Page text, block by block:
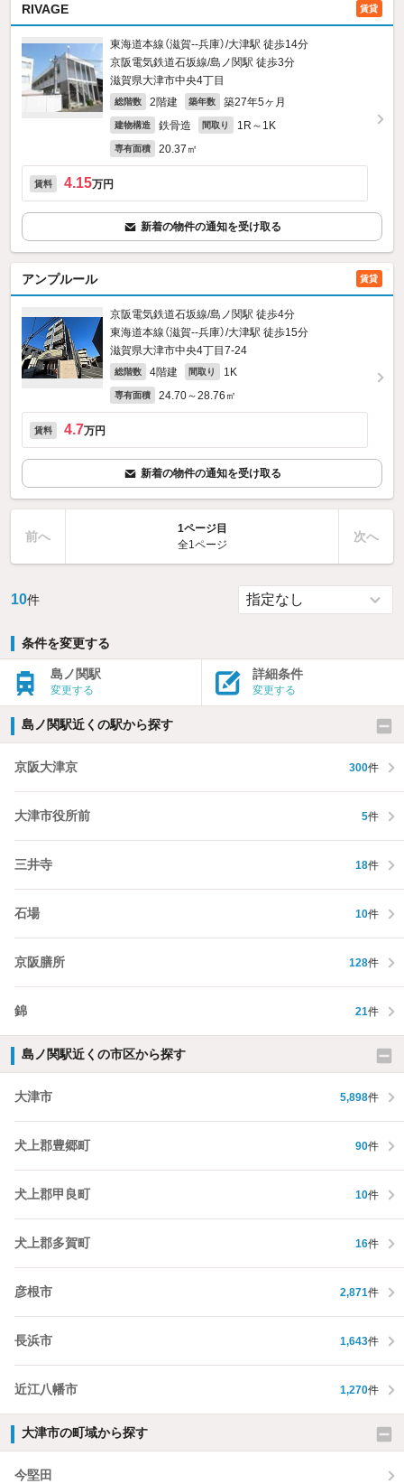
RIVAGE 賃貸
東海道本線（滋賀--兵庫）/大津駅 徒歩14分
京阪電気鉄道石坂線/島ノ関駅 徒歩3分
滋賀県大津市中央4丁目
総階数 2階建 築年数 築27年5ヶ月
建物構造 鉄骨造 間取り 1R～1K
専有面積 20.37㎡
賃料 4.15万円
新着の物件の通知を受け取る
アンプルール 賃貸
京阪電気鉄道石坂線/島ノ関駅 徒歩4分
東海道本線（滋賀--兵庫）/大津駅 徒歩15分
滋賀県大津市中央4丁目7-24
総階数 4階建 間取り 1K
専有面積 24.70～28.76㎡
賃料 4.7万円
新着の物件の通知を受け取る
前へ
1ページ目
全1ページ
次へ
10件
条件を変更する
島ノ関駅
変更する
詳細条件
変更する
島ノ関駅近くの駅から探す
京阪大津京 300件
大津市役所前 5件
三井寺 18件
石場 10件
京阪膳所 128件
錦 21件
島ノ関駅近くの市区から探す
大津市 5,898件
犬上郡豊郷町 90件
犬上郡甲良町 10件
犬上郡多賀町 16件
彦根市 2,871件
長浜市 1,643件
近江八幡市 1,270件
大津市の町域から探す
今堅田